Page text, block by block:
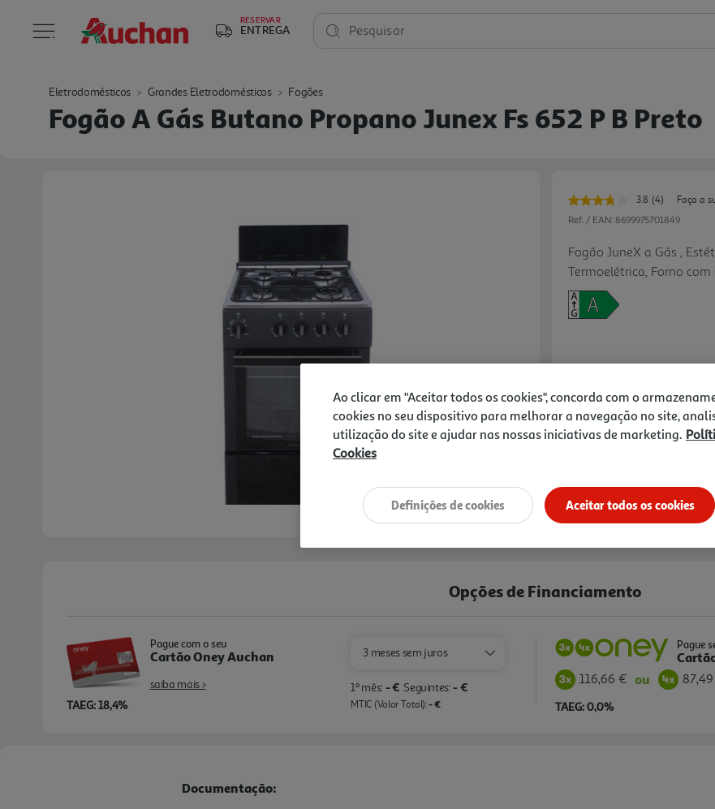
RESERVAR
ENTREGA Pesquisar
Eletrodomésticos Grandes Eletrodomésticos Fogões
Fogão A Gás Butano Propano Junex Fs 652 P B Preto
3.8 Leu
4
Link
para
a
(4)
Faça a
Ref. / EAN: 8699975701849
Fogão JuneX a Gás ,
Termoelétrica, Forno
Porta Fria, 4
Receba em casa a 10/08/2026,
Opções de Financiamento
TAEG: 18,4%
Pague com o seu
Cartão Oney Auchan
saiba mais >
3 meses sem juros
1º mês: - € Seguintes:- €
MTIC (Valor Total):- €
Pague
116,66 € ou
TAEG: 0,0%
Documentação:
Ao clicar em "Aceitar todos os cookies", concorda com o
cookies no seu dispositivo para melhorar a navegação no site,
utilização do site e ajudar nas nossas iniciativas de marketing.
Cookies
Aceitar todos os cookies
Definições de cookies